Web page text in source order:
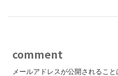
comment
メールアドレスが公開されること